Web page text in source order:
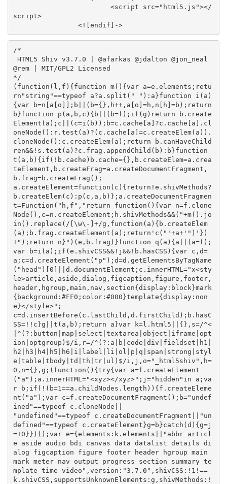
script>
		<![endif]->
/*
@rem | MIT/GPL2 Licensed
*/
(function(l,f){function m(){var a=e.elements;retu
rn"string"==typeof a?a.split(" "):a}function i(a)
{var b=n[a[o]];b||(b={},h++,a[o]=h,n[h]=b);return
b}function p(a,b,c){b||(b=f);if(g)return b.create
Element(a);c||(c=i(b));b=c.cache[a]?c.cache[a].cl
oneNode():r.test(a)?(c.cache[a]=c.createElem(a)).
cloneNode():c.createElem(a);return b.canHaveChild
ren&&!s.test(a)?c.frag.appendChild(b):b}function
t(a,b){if(!b.cache)b.cache={},b.createElem=a.crea
teElement,b.createFrag=a.createDocumentFragment,
b.frag=b.createFrag();
a.createElement=function(c){return!e.shivMethods?
b.createElem(c):p(c,a,b)};a.createDocumentFragmen
t=Function("h,f","return function(){var n=f.clone
Node(),c=n.createElement;h.shivMethods&&("+m().jo
in().replace(/[\w\-]+/g,function(a){b.createElem
(a);b.frag.createElement(a);return'c("'+a+'")'})
+");return n}")(e,b.frag)}function q(a){a||(a=f);
var b=i(a);if(e.shivCSS&&!j&&!b.hasCSS){var c,d=
a;c=d.createElement("p");d=d.getElementsByTagName
("head")[0]||d.documentElement;c.innerHTML="x<sty
le>article,aside,dialog,figcaption,figure,footer,
header,hgroup,main,nav,section{display:block}mark
{background:#FF0;color:#000}template{display:non
e}</style>";
c=d.insertBefore(c.lastChild,d.firstChild);b.hasC
SS=!!c}g||t(a,b);return a}var k=l.html5||{},s=/^<
|^(?:button|map|select|textarea|object|iframe|opt
ion|optgroup)$/i,r=/^(?:a|b|code|div|fieldset|h1|
h2|h3|h4|h5|h6|i|label|li|ol|p|q|span|strong|styl
e|table|tbody|td|th|tr|ul)$/i,j,o="_html5shiv",h=
0,n={},g;(function(){try{var a=f.createElement
("a");a.innerHTML="<xyz></xyz>";j="hidden"in a;va
r b;if(!(b=1==a.childNodes.length)){f.createEleme
nt("a");var c=f.createDocumentFragment();b="undef
ined"==typeof c.cloneNode||
"undefined"==typeof c.createDocumentFragment||"un
defined"==typeof c.createElement}g=b}catch(d){g=j
=!0}})();var e={elements:k.elements||"abbr articl
e aside audio bdi canvas data datalist details di
alog figcaption figure footer header hgroup main
mark meter nav output progress section summary te
mplate time video",version:"3.7.0",shivCSS:!1!==
k.shivCSS,supportsUnknownElements:g,shivMethods:!